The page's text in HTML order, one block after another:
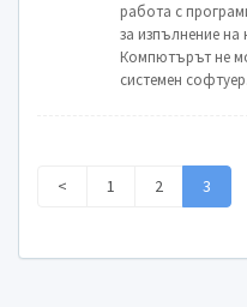
работа с
за изпълнение на
Компютърът не
системен
< 1 2 3